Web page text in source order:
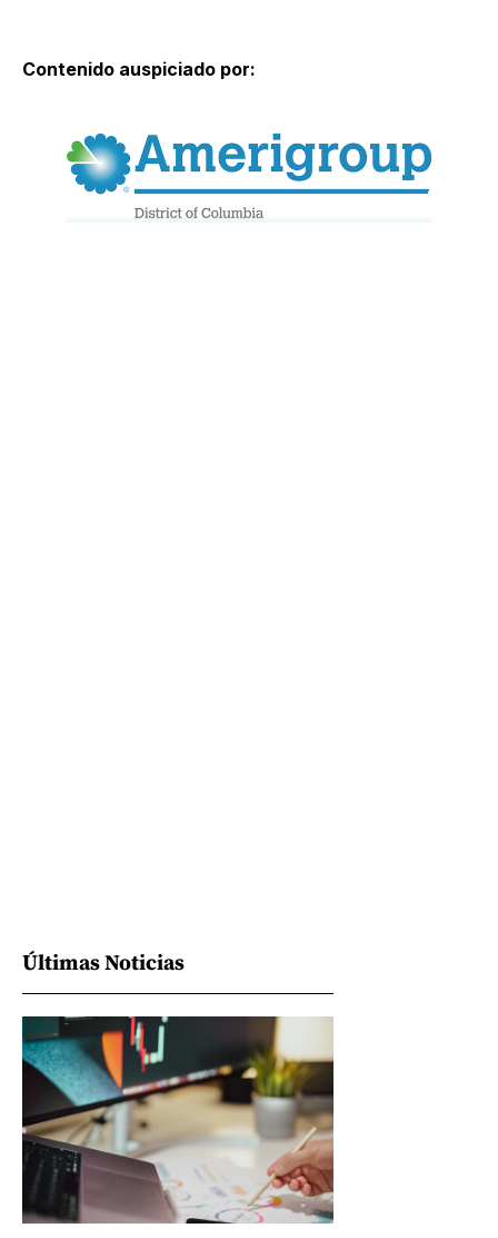
Contenido auspiciado por:
Últimas Noticias